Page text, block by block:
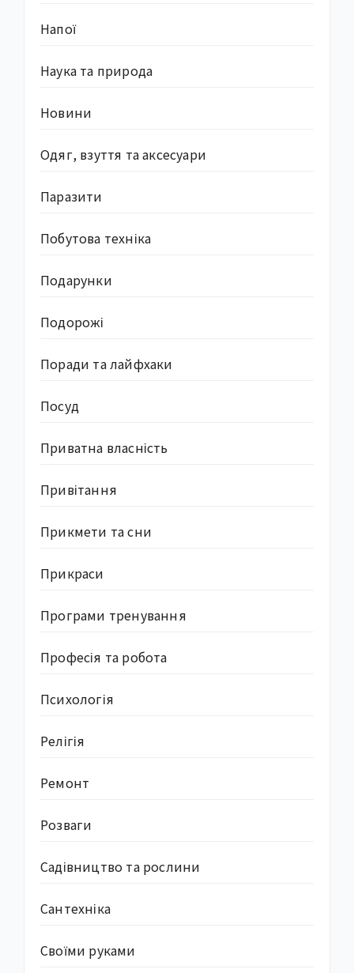
Напої
Наука та природа
Новини
Одяг, взуття та аксесуари
Паразити
Побутова техніка
Подарунки
Подорожі
Поради та лайфхаки
Посуд
Приватна власність
Привітання
Прикмети та сни
Прикраси
Програми тренування
Професія та робота
Психологія
Релігія
Ремонт
Розваги
Садівництво та рослини
Сантехніка
Своїми руками